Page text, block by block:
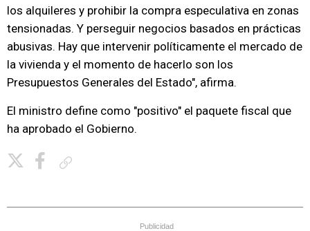
los alquileres y prohibir la compra especulativa en zonas
tensionadas. Y perseguir negocios basados en prácticas
abusivas. Hay que intervenir políticamente el mercado de
la vivienda y el momento de hacerlo son los
Presupuestos Generales del Estado", afirma.
El ministro define como "positivo" el paquete fiscal que
ha aprobado el Gobierno.
Publicidad